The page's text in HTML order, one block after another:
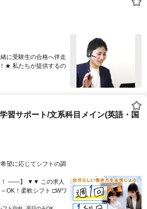
に受験生の合格へ伴走
★ 私たちが提供するの
習サポート/文系科目メイン(英語・国
望に応じてシフトの調
！ ――】 ▼▼ この求人
OK！柔軟シフト □Wワ